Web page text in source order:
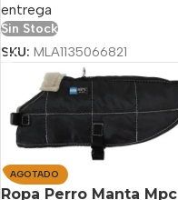
entrega
Sin Stock
SKU: MLA1135066821
AGOTADO
Ropa Perro Manta Mpc